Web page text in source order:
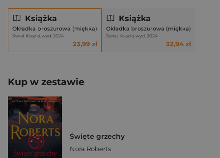
Książka
Okładka broszurowa (miękka)
Świat Książki, wyd. 2024
23,99 zł
Książka
Okładka broszurowa (miękka)
Świat Książki, wyd. 2024
32,94 zł
Kup w zestawie
Święte grzechy
Nora Roberts